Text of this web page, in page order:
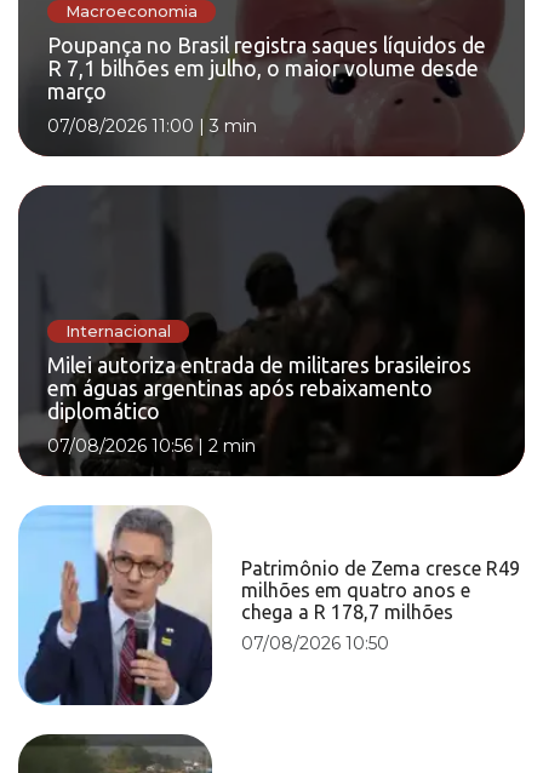
Macroeconomia
Poupança no Brasil registra saques líquidos de
R 7,1 bilhões em julho, o maior volume desde
março
07/08/2026 11:00 |3 min
Internacional
Milei autoriza entrada de militares brasileiros
em águas argentinas após rebaixamento
diplomático
07/08/2026 10:56| 2 min
Patrimônio de Zema cresce R49
milhões em quatro anos e
chega a R 178,7 milhões
07/08/2026 10:50